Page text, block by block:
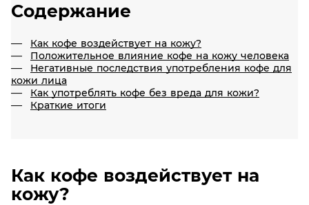
Содержание
Как кофе воздействует на кожу?
Положительное влияние кофе на кожу человека
Негативные последствия употребления кофе для
кожи лица
Как употреблять кофе без вреда для кожи?
Краткие итоги
Как кофе воздействует на
кожу?